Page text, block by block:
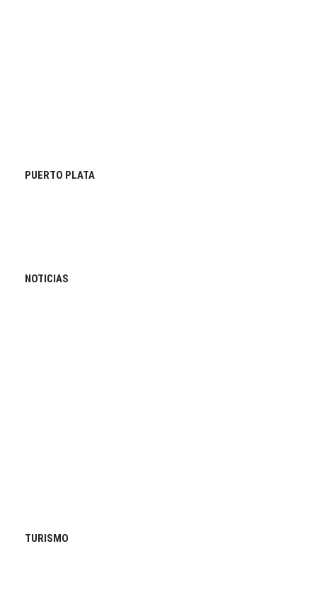
PUERTO PLATA
NOTICIAS
TURISMO